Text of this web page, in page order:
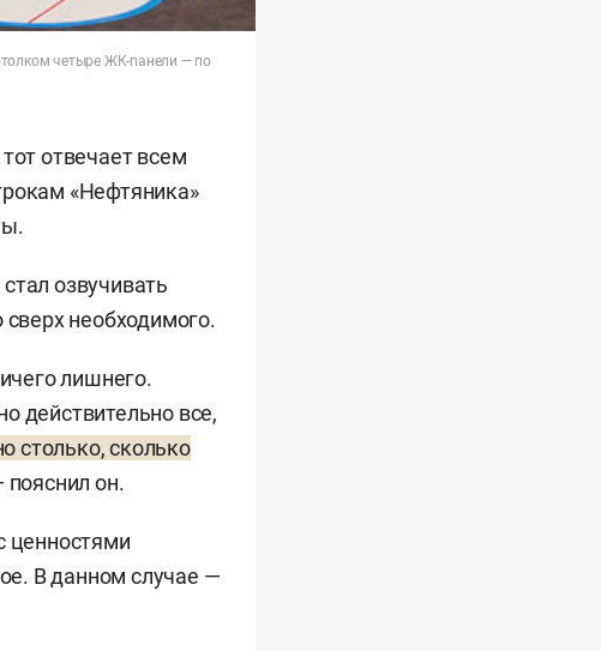
четыре ЖК-панели — по
отвечает всем
«Нефтяника»
стал озвучивать
необходимого.
лишнего.
действительно все,
столько, сколько
он.
ценностями
В данном случае —